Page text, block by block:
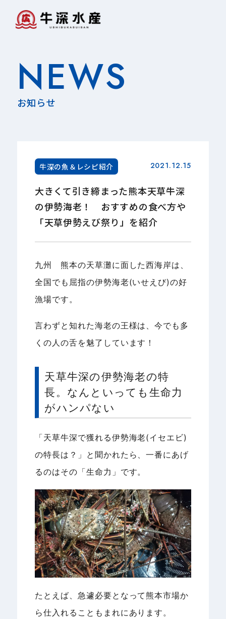
NEWS
お知らせ
牛深の魚＆レシピ紹介 2021.12.15
大きくて引き締まった熊本天草牛深
の伊勢海老！ おすすめの食べ方や
「天草伊勢えび祭り」を紹介
九州 熊本の天草灘に面した西海岸は、
全国でも屈指の伊勢海老(いせえび)の好
漁場です。
言わずと知れた海老の王様は、今でも多
くの人の舌を魅了しています！
天草牛深の伊勢海老の特
長。なんといっても生命力
がハンパない
「天草牛深で獲れる伊勢海老(イセエビ)
の特長は？」と聞かれたら、一番にあげ
るのはその「生命力」です。
たとえば、急遽必要となって熊本市場か
ら仕入れることもまれにあります。